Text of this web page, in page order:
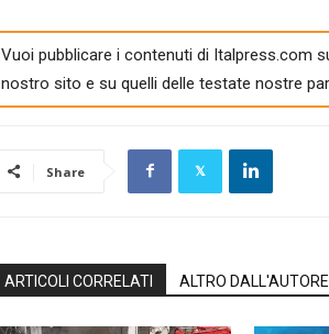
Vuoi pubblicare i contenuti di Italpress.com
nostro sito e su quelli delle testate nostre
Share
ARTICOLI CORRELATI ALTRO DALL'AUTORE